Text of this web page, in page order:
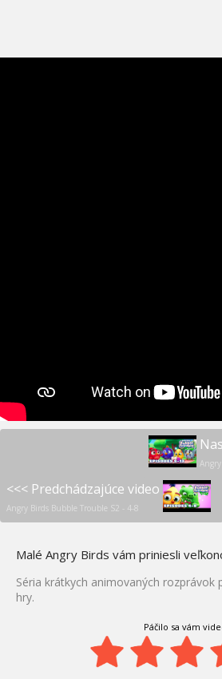
<<< Predchádzajúce video
Angry Birds Bubble Trouble S2 - 4-8
Malé Angry Birds vám priniesli
Séria krátkych animovaných
hry.
Páčilo sa vám